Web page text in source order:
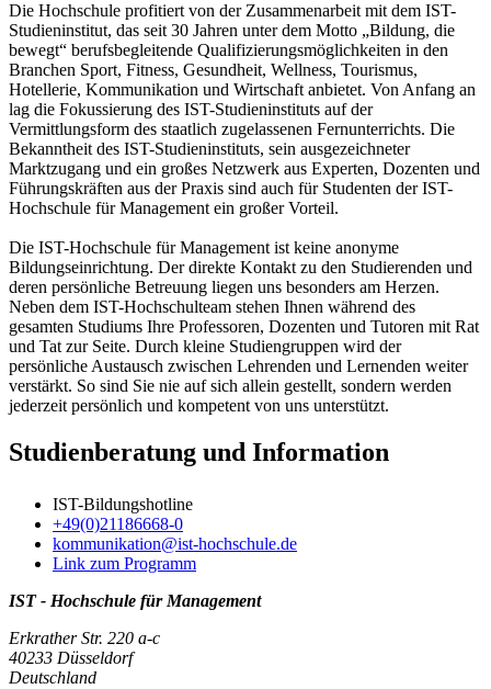
Die Hochschule profitiert von der Zusammenarbeit mit dem IST-
Studieninstitut, das seit 30 Jahren unter dem Motto „Bildung, die
bewegt“ berufsbegleitende Qualifizierungsmöglichkeiten in den
Branchen Sport, Fitness, Gesundheit, Wellness, Tourismus,
Hotellerie, Kommunikation und Wirtschaft anbietet. Von Anfang an
lag die Fokussierung des IST-Studieninstituts auf der
Vermittlungsform des staatlich zugelassenen Fernunterrichts. Die
Bekanntheit des IST-Studieninstituts, sein ausgezeichneter
Marktzugang und ein großes Netzwerk aus Experten, Dozenten und
Führungskräften aus der Praxis sind auch für Studenten der IST-
Hochschule für Management ein großer Vorteil.
Die IST-Hochschule für Management ist keine anonyme
Bildungseinrichtung. Der direkte Kontakt zu den Studierenden und
deren persönliche Betreuung liegen uns besonders am Herzen.
Neben dem IST-Hochschulteam stehen Ihnen während des
gesamten Studiums Ihre Professoren, Dozenten und Tutoren mit Rat
und Tat zur Seite. Durch kleine Studiengruppen wird der
persönliche Austausch zwischen Lehrenden und Lernenden weiter
verstärkt. So sind Sie nie auf sich allein gestellt, sondern werden
jederzeit persönlich und kompetent von uns unterstützt.
Studienberatung und Information
IST-Bildungshotline
+49(0)21186668-0
kommunikation@ist-hochschule.de
Link zum Programm
IST - Hochschule für Management
Erkrather Str. 220 a-c
40233 Düsseldorf
Deutschland